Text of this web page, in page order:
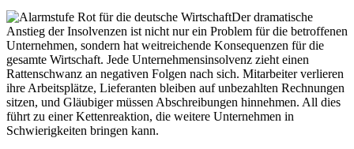
Der dramatische
Anstieg der Insolvenzen ist nicht nur ein Problem für die betroffenen
Unternehmen, sondern hat weitreichende Konsequenzen für die
gesamte Wirtschaft. Jede Unternehmensinsolvenz zieht einen
Rattenschwanz an negativen Folgen nach sich. Mitarbeiter verlieren
ihre Arbeitsplätze, Lieferanten bleiben auf unbezahlten Rechnungen
sitzen, und Gläubiger müssen Abschreibungen hinnehmen. All dies
führt zu einer Kettenreaktion, die weitere Unternehmen in
Schwierigkeiten bringen kann.